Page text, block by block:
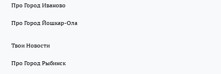
Про Город Иваново
Про Город Йошкар-Ола
Твои Новости
Про Город Рыбинск